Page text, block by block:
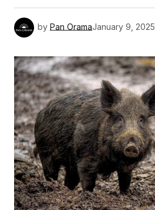
by Pan OramaJanuary 9, 2025